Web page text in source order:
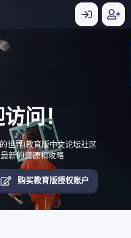
问！
世界)教育版中文论坛社区
新的资源和攻略
购买教育版授权账户